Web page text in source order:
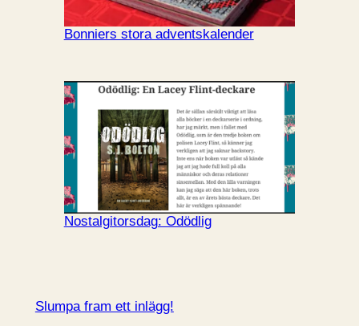
Bonniers stora adventskalender
Nostalgitorsdag: Odödlig
Slumpa fram ett inlägg!